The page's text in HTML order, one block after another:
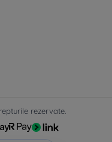
rezervate.